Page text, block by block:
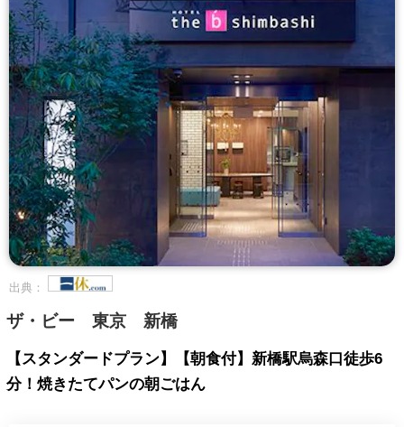
出典：
ザ・ビー 東京 新橋
【スタンダードプラン】【朝食付】新橋駅烏森口徒歩6
分！焼きたてパンの朝ごはん